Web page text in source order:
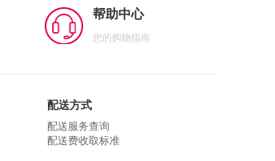
帮助中心
您的购物指南
配送方式
配送服务查询
配送费收取标准